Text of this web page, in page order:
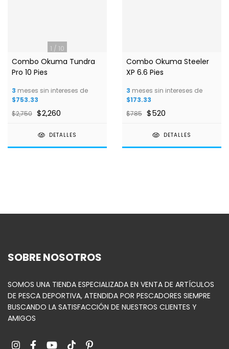
1 / 10
Combo Okuma Tundra
Pro 10 Pies
3 meses sin intereses de
$753.33
$2,750 $2,260
DETALLES
Combo Okuma Steeler
XP 6.6 Pies
3 meses sin intereses de
$173.33
$785 $520
DETALLES
SOBRE NOSOTROS
SOMOS UNA TIENDA ESPECIALIZADA EN VENTA DE ARTÍCULOS
DE PESCA DEPORTIVA, ATENDIDA POR PESCADORES SIEMPRE
BUSCANDO LA SATISFACCIÓN DE NUESTROS CLIENTES Y
AMIGOS